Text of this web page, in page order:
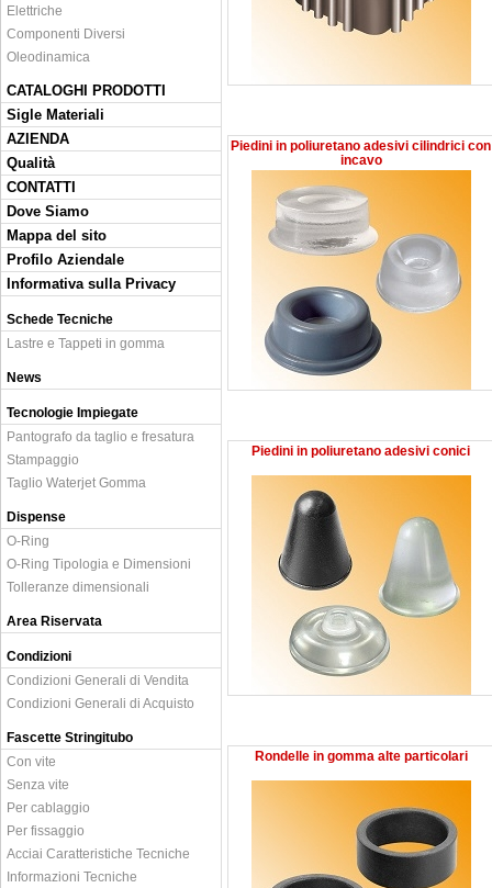
Elettriche
Componenti Diversi
Oleodinamica
CATALOGHI PRODOTTI
Sigle Materiali
AZIENDA
Qualità
CONTATTI
Dove Siamo
Mappa del sito
Profilo Aziendale
Informativa sulla Privacy
Schede Tecniche
Lastre e Tappeti in gomma
News
Tecnologie Impiegate
Pantografo da taglio e fresatura
Stampaggio
Taglio Waterjet Gomma
Dispense
O-Ring
O-Ring Tipologia e Dimensioni
Tolleranze dimensionali
Area Riservata
Condizioni
Condizioni Generali di Vendita
Condizioni Generali di Acquisto
Fascette Stringitubo
Con vite
Senza vite
Per cablaggio
Per fissaggio
Acciai Caratteristiche Tecniche
Informazioni Tecniche
Piedini in poliuretano adesivi cilindrici con
incavo
Piedini in poliuretano adesivi conici
Rondelle in gomma alte particolari